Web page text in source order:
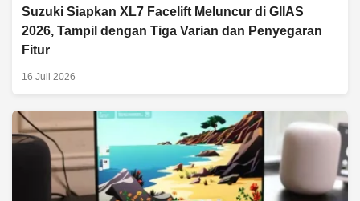
Suzuki Siapkan XL7 Facelift Meluncur di GIIAS
2026, Tampil dengan Tiga Varian dan Penyegaran
Fitur
16 Juli 2026